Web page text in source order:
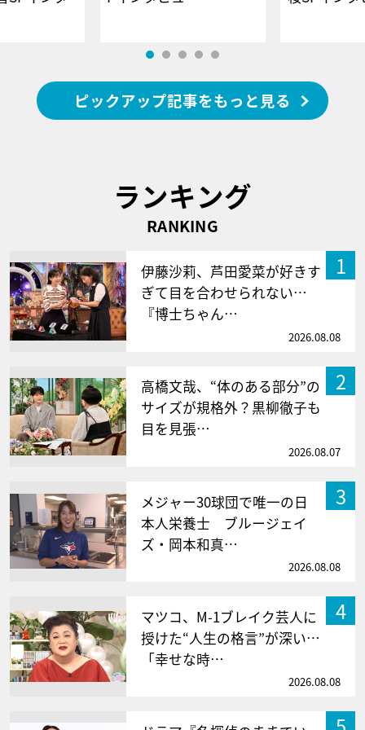
ピックアップ記事をもっと見る
ランキング
RANKING
1
伊藤沙莉、芦田愛菜が好きす
ぎて目を合わせられない…
『博士ちゃん…
2026.08.08
2
高橋文哉、“体のある部分”の
サイズが規格外？黒柳徹子も
目を見張…
2026.08.07
3
メジャー30球団で唯一の日
本人栄養士 ブルージェイ
ズ・岡本和真…
2026.08.08
4
マツコ、M-1ブレイク芸人に
授けた“人生の格言”が深い…
「幸せな時…
2026.08.08